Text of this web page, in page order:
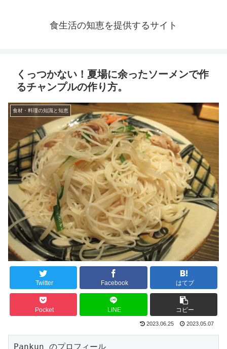
食生活の知恵を提供するサイト
くっつかない！夏場に余ったソーメンで作
るチャンプルの作り方。
食材・料理の知識と知恵
Twitter Facebook はてブ
Pocket LINE コピー
2023.06.25 2023.05.07
Pankun のプロフィール